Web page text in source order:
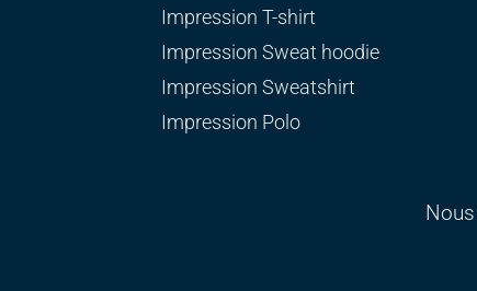
Impression T-shirt
Impression Sweat hoodie
Impression Sweatshirt
Impression Polo